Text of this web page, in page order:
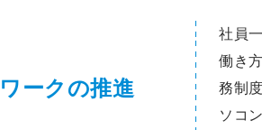
ークの推進
社員
働き
務制
ソコ